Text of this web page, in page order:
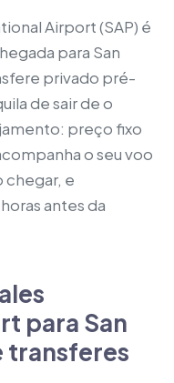
Airport (SAP) é
para San
privado pré-
de sair de o
preço fixo
o seu voo
chegar, e
antes da
para San
transferes